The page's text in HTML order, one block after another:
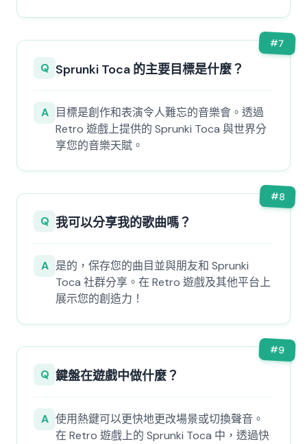
#7
Q Sprunki Toca 的主要目標是什麼？
A
目標是創作和表演令人難忘的音樂會。透過
Retro 遊戲上提供的 Sprunki Toca 與世界分
享您的音樂天賦。
#8
Q 我可以分享我的歌曲嗎？
A 是的，保存您的曲目並與朋友和 Sprunki
Toca 社群分享。在 Retro 遊戲及其他平台上
展示您的創造力！
#9
Q 鍵盤在遊戲中做什麼？
A 使用熱鍵可以更快地更改場景或切換聲音。
在 Retro 遊戲上的 Sprunki Toca 中，透過快